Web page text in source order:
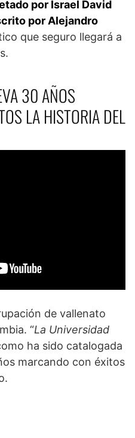
por Israel David
por Alejandro
que seguro llegará a
30 AÑOS
LA HISTORIA DEL
de vallenato
“La Universidad
ha sido catalogada
marcando con éxitos